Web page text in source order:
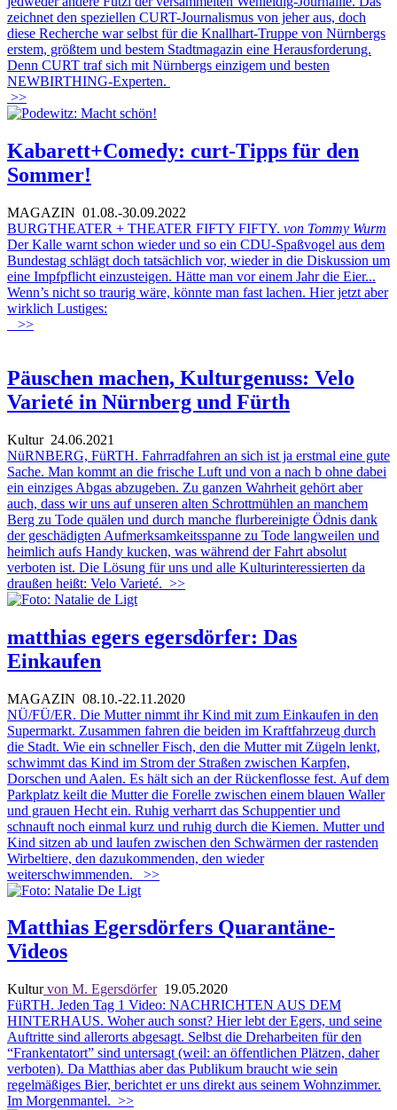
zeichnet den speziellen CURT-Journalismus von jeher aus, doch
diese Recherche war selbst für die Knallhart-Truppe von Nürnbergs
erstem, größtem und bestem Stadtmagazin eine Herausforderung.
Denn CURT traf sich mit Nürnbergs einzigem und besten
NEWBIRTHING-Experten.
>>
Kabarett+Comedy: curt-Tipps für den
Sommer!
MAGAZIN 01.08.-30.09.2022
BURGTHEATER + THEATER FIFTY FIFTY. von Tommy Wurm
Der Kalle warnt schon wieder und so ein CDU-Spaßvogel aus dem
Bundestag schlägt doch tatsächlich vor, wieder in die Diskussion um
eine Impfpflicht einzusteigen. Hätte man vor einem Jahr die Eier...
Wenn’s nicht so traurig wäre, könnte man fast lachen. Hier jetzt aber
wirklich Lustiges:
>>
Päuschen machen, Kulturgenuss: Velo
Varieté in Nürnberg und Fürth
Kultur24.06.2021
NüRNBERG, FüRTH. Fahrradfahren an sich ist ja erstmal eine gute
Sache. Man kommt an die frische Luft und von a nach b ohne dabei
ein einziges Abgas abzugeben. Zu ganzen Wahrheit gehört aber
auch, dass wir uns auf unseren alten Schrottmühlen an manchem
Berg zu Tode quälen und durch manche flurbereinigte Ödnis dank
der geschädigten Aufmerksamkeitsspanne zu Tode langweilen und
heimlich aufs Handy kucken, was während der Fahrt absolut
verboten ist. Die Lösung für uns und alle Kulturinteressierten da
draußen heißt: Velo Varieté. >>
matthias egers egersdörfer: Das
Einkaufen
MAGAZIN 08.10.-22.11.2020
NÜ/FÜ/ER. Die Mutter nimmt ihr Kind mit zum Einkaufen in den
Supermarkt. Zusammen fahren die beiden im Kraftfahrzeug durch
die Stadt. Wie ein schneller Fisch, den die Mutter mit Zügeln lenkt,
schwimmt das Kind im Strom der Straßen zwischen Karpfen,
Dorschen und Aalen. Es hält sich an der Rückenflosse fest. Auf dem
Parkplatz keilt die Mutter die Forelle zwischen einem blauen Waller
und grauen Hecht ein. Ruhig verharrt das Schuppentier und
schnauft noch einmal kurz und ruhig durch die Kiemen. Mutter und
Kind sitzen ab und laufen zwischen den Schwärmen der rastenden
Wirbeltiere, den dazukommenden, den wieder
weiterschwimmenden.
>>
Matthias Egersdörfers Quarantäne-
Videos
Kulturvon M. Egersdörfer19.05.2020
FüRTH. Jeden Tag 1 Video: NACHRICHTEN AUS DEM
HINTERHAUS. Woher auch sonst? Hier lebt der Egers, und seine
Auftritte sind allerorts abgesagt. Selbst die Dreharbeiten für den
“Frankentatort” sind untersagt (weil: an öffentlichen Plätzen, daher
verboten). Da Matthias aber das Publikum braucht wie sein
regelmäßiges Bier, berichtet er uns direkt aus seinem Wohnzimmer.
Im Morgenmantel. >>